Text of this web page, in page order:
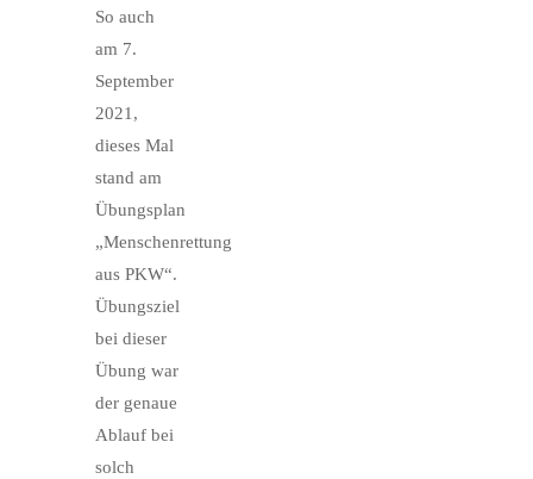
So auch
am 7.
September
2021,
dieses Mal
stand am
Übungsplan
„Menschenrettung
aus PKW“.
Übungsziel
bei dieser
Übung war
der genaue
Ablauf bei
solch